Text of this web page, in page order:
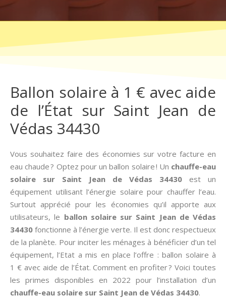
Ballon solaire à 1 € avec aide
de l’État sur Saint Jean de
Védas 34430
Vous souhaitez faire des économies sur votre facture en
eau chaude ? Optez pour un ballon solaire ! Un chauffe-eau
solaire sur Saint Jean de Védas 34430 est un
équipement utilisant l’énergie solaire pour chauffer l’eau.
Surtout apprécié pour les économies qu’il apporte aux
utilisateurs, le ballon solaire sur Saint Jean de Védas
34430 fonctionne à l’énergie verte. Il est donc respectueux
de la planète. Pour inciter les ménages à bénéficier d’un tel
équipement, l’Etat a mis en place l’offre : ballon solaire à
1 € avec aide de l’État. Comment en profiter ? Voici toutes
les primes disponibles en 2022 pour l’installation d’un
chauffe-eau solaire sur Saint Jean de Védas 34430.